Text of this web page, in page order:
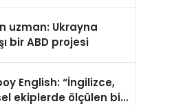
uzman: Ukrayna
bir ABD projesi
English: “İngilizce,
ekiplerde ölçülen bir